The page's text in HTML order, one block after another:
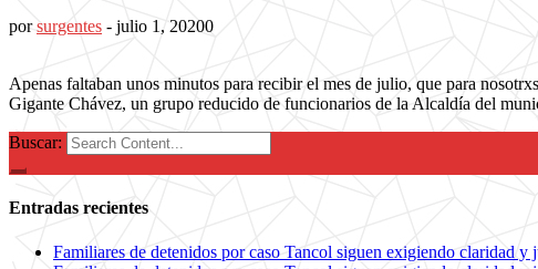
porsurgentes - julio 1, 20200
Apenas faltaban unos minutos para recibir el mes de julio, que para
Gigante Chávez, un grupo reducido de funcionarios de la Alcaldía del
Buscar:
Entradas recientes
Familiares de detenidos por caso Tancol siguen exigiendo claridad y